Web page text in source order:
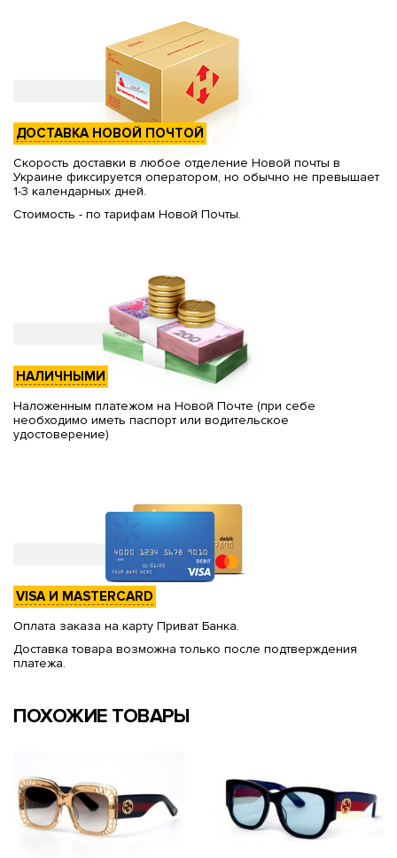
ДОСТАВКА НОВОЙ ПОЧТОЙ
Скорость доставки в любое отделение Новой почты в
Украине фиксируется оператором, но обычно не превышает
1-3 календарных дней.
Стоимость - по тарифам Новой Почты.
НАЛИЧНЫМИ
Наложенным платежом на Новой Почте (при себе
необходимо иметь паспорт или водительское
удостоверение)
VISA И MASTERCARD
Оплата заказа на карту Приват Банка.
Доставка товара возможна только после подтверждения
платежа.
ПОХОЖИЕ ТОВАРЫ